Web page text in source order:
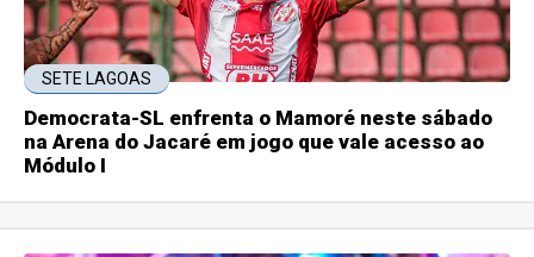
SETE LAGOAS
Democrata-SL enfrenta o Mamoré neste sábado
na Arena do Jacaré em jogo que vale acesso ao
Módulo I